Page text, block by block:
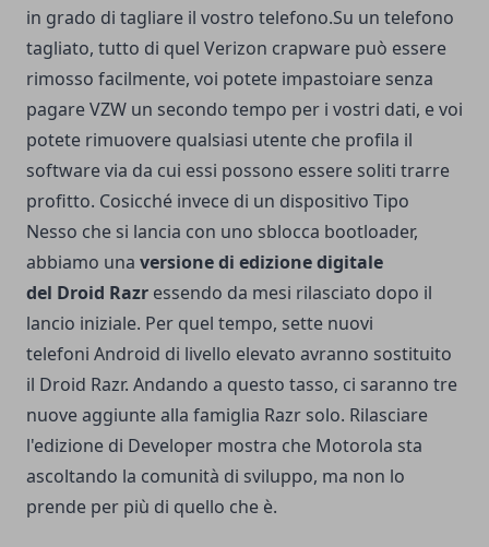
in grado di tagliare il vostro telefono.Su un telefono
tagliato, tutto di quel Verizon crapware può essere
rimosso facilmente, voi potete impastoiare senza
pagare VZW un secondo tempo per i vostri dati, e voi
potete rimuovere qualsiasi utente che profila il
software via da cui essi possono essere soliti trarre
profitto. Cosicché invece di un dispositivo Tipo
Nesso che si lancia con uno sblocca bootloader,
abbiamo una versione di edizione digitale
del Droid Razr essendo da mesi rilasciato dopo il
lancio iniziale. Per quel tempo, sette nuovi
telefoni Android di livello elevato avranno sostituito
il Droid Razr. Andando a questo tasso, ci saranno tre
nuove aggiunte alla famiglia Razr solo. Rilasciare
l'edizione di Developer mostra che Motorola sta
ascoltando la comunità di sviluppo, ma non lo
prende per più di quello che è.